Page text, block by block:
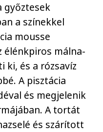
győztesek
a színekkel
mousse
élénkpiros málna-
ki, és a rózsavíz
A pisztácia
és megjelenik
A tortát
és szárított